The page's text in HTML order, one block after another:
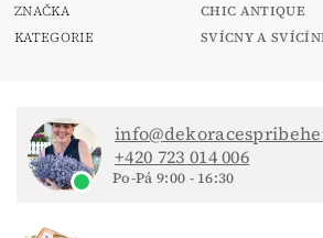
ZNAČKA
CHIC ANTIQUE
KATEGORIE
SVÍCNY A
+420 723 014 006
Po-Pá 9:00 - 16:30